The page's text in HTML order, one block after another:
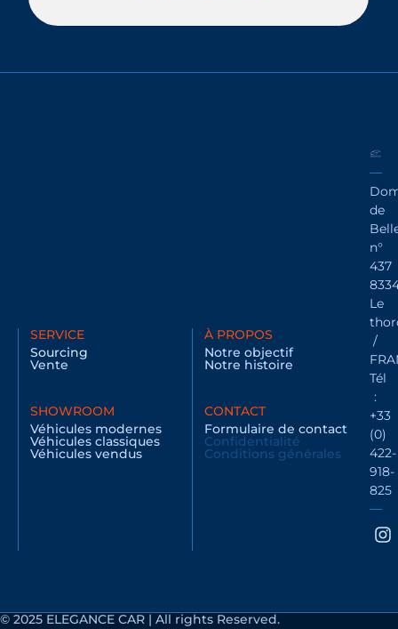
de
n°
437
Le
/
Tél
:
+33
(0)
422-
918-
825
SERVICE
Sourcing
Vente
SHOWROOM
Véhicules modernes
Véhicules classiques
Véhicules vendus
À PROPOS
Notre objectif
Notre histoire
CONTACT
Formulaire de contact
Confidentialité
Conditions générales
© 2025 ELEGANCE CAR | All rights Reserved.